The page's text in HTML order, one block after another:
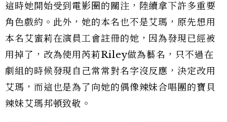
這時她開始受到電影圈的關注，陸續拿下許多重要
角色戲約。此外，她的本名也不是艾瑪，原先想用
本名艾蜜莉在演員工會註冊的她，因為發現已經被
用掉了，改為使用芮莉Riley做為藝名，只不過在
劇組的時候發現自己常常對名字沒反應，決定改用
艾瑪，而這也是為了向她的偶像辣妹合唱團的寶貝
辣妹艾瑪邦頓致敬。